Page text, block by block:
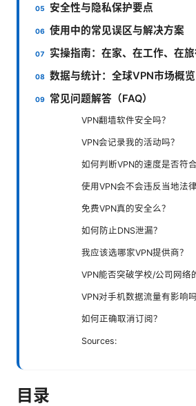
安全性与隐私保护要点
使用中的常见误区与解决方案
实操指南：在家、在工作、在
数据与统计：全球VPN市场概览
常见问题解答（FAQ）
VPN翻墙软件安全吗？
VPN会记录我的活动吗？
如何判断VPN的速度是否符
使用VPN会不会违反当地法律
免费VPN真的安全么？
如何防止DNS泄漏？
我应该选哪家VPN提供商？
VPN能否突破学校/公司网络
VPN对手机数据流量有影响吗
如何正确取消订阅？
Sources:
目录